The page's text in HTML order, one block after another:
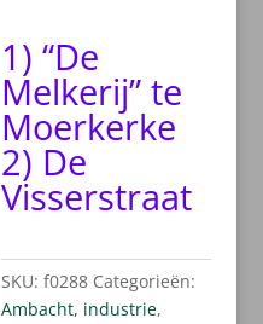
1) “De
Melkerij” te
Moerkerke
2) De
Visserstraat
SKU:f0288 Categorieën:
Ambacht, industrie,